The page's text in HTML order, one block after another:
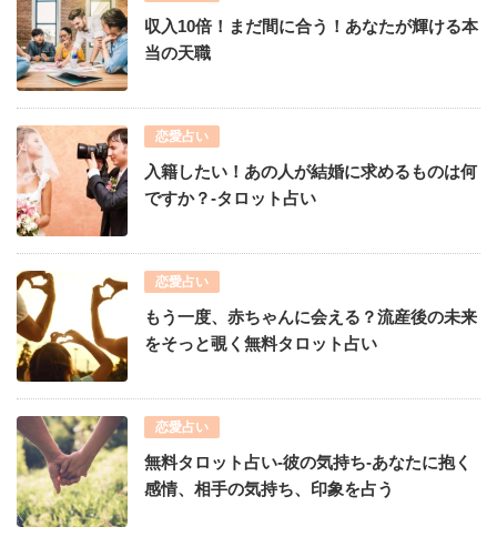
収入10倍！まだ間に合う！あなたが輝ける本
当の天職
恋愛占い
入籍したい！あの人が結婚に求めるものは何
ですか？-タロット占い
恋愛占い
もう一度、赤ちゃんに会える？流産後の未来
をそっと覗く無料タロット占い
恋愛占い
無料タロット占い-彼の気持ち-あなたに抱く
感情、相手の気持ち、印象を占う